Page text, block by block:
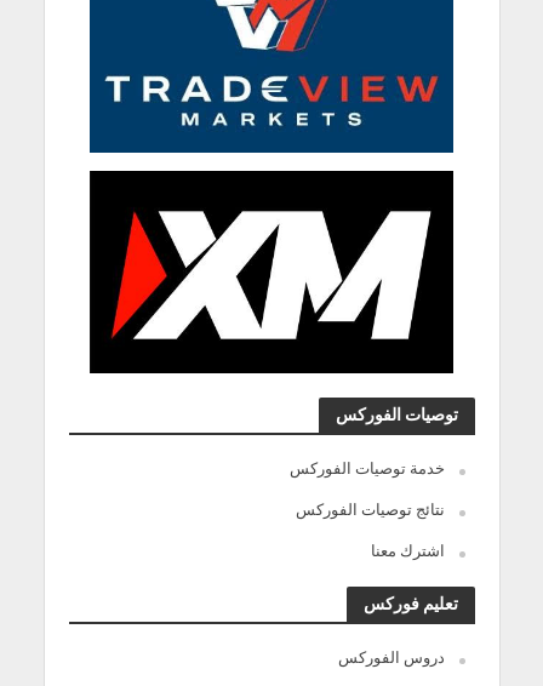
توصيات الفوركس
خدمة توصيات الفوركس
نتائج توصيات الفوركس
اشترك معنا
تعليم فوركس
دروس الفوركس